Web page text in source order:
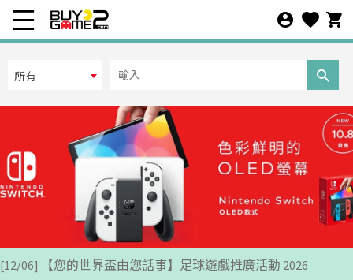
所有
[07/12] 24周年購物折第3彈: 聖誕新年優惠 (1-31 DEC 2025)
[02/07] PS5/ XBox Grand Theft Auto VI 香港版預訂後續跟進
[26/06] 有關PS5/ XBox GTA6 香港預購事宜跟進通告
[12/06] 【您的世界盃由您話事】足球遊戲推廣活動 2026